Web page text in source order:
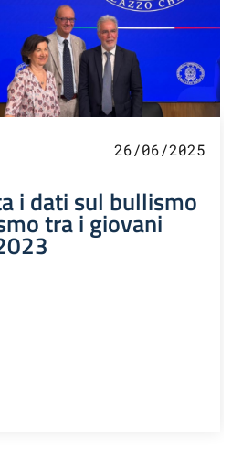
26/06/2025
i dati sul bullismo
tra i giovani